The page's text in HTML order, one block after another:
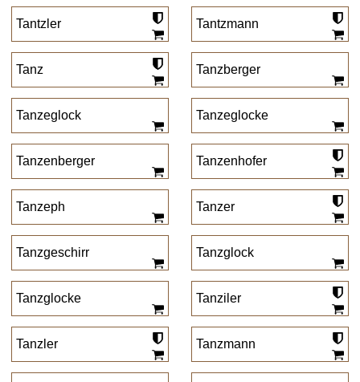
Tantzler Tantzmann
Tanz Tanzberger
Tanzeglock Tanzeglocke
Tanzenberger Tanzenhofer
Tanzeph Tanzer
Tanzgeschirr Tanzglock
Tanzglocke Tanziler
Tanzler Tanzmann